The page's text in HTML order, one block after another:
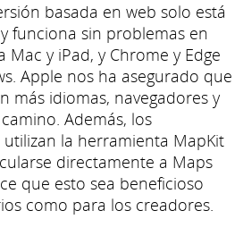
basada en web solo está
funciona sin problemas en
Mac y iPad, y Chrome y Edge
Apple nos ha asegurado que
más idiomas, navegadores y
Además, los
la herramienta MapKit
directamente a Maps
que esto sea beneficioso
como para los creadores.